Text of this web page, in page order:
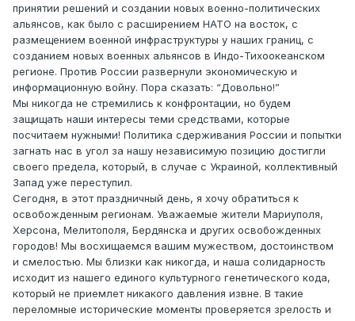
принятии решений и создании новых военно-политических
альянсов, как было с расширением НАТО на восток, с
размещением военной инфраструктуры у наших границ, с
созданием новых военных альянсов в Индо-Тихоокеанском
регионе. Против России развернули экономическую и
информационную войну. Пора сказать: “Довольно!”
Мы никогда не стремились к конфронтации, но будем
защищать наши интересы теми средствами, которые
посчитаем нужными! Политика сдерживания России и попытки
загнать нас в угол за нашу независимую позицию достигли
своего предела, который, в случае с Украиной, коллективный
Запад уже переступил.
Сегодня, в этот праздничный день, я хочу обратиться к
освобожденным регионам. Уважаемые жители Мариуполя,
Херсона, Мелитополя, Бердянска и других освобожденных
городов! Мы восхищаемся вашим мужеством, достоинством
и смелостью. Мы близки как никогда, и наша солидарность
исходит из нашего единого культурного генетического кода,
который не приемлет никакого давления извне. В такие
переломные исторические моменты проверяется зрелость и